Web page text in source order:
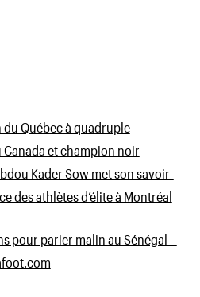
du Québec à quadruple
et champion noir
Kader Sow met son savoir-
des athlètes d’élite à Montréal
pour parier malin au Sénégal –